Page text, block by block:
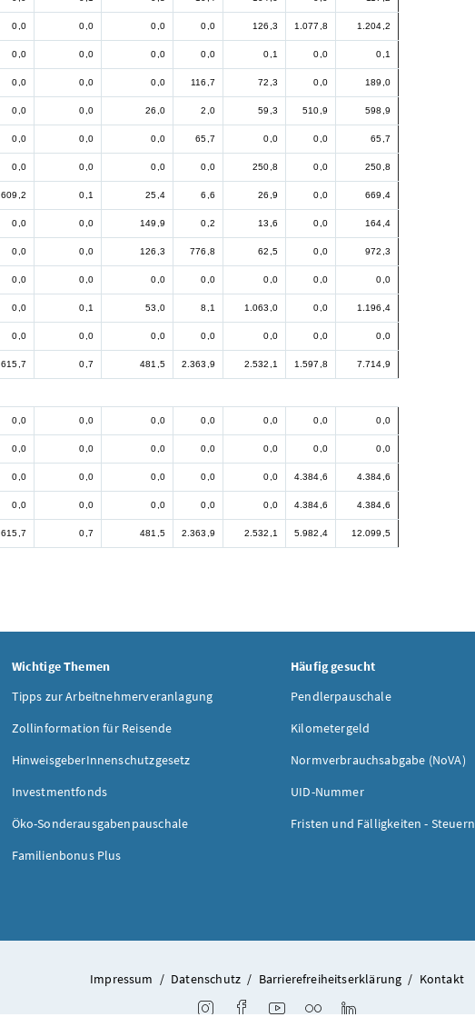
0,0 0,0 0,0 0,0 126,3 1.077,8 1.204,2
0,0 0,0 0,0 0,0 0,1 0,0 0,1
0,0 0,0 0,0 116,7 72,3 0,0 189,0
0,0 0,0 26,0 2,0 59,3 510,9 598,9
0,0 0,0 0,0 65,7 0,0 0,0 65,7
0,0 0,0 0,0 0,0 250,8 0,0 250,8
609,2 0,1 25,4 6,6 26,9 0,0 669,4
0,0 0,0 149,9 0,2 13,6 0,0 164,4
0,0 0,0 126,3 776,8 62,5 0,0 972,3
0,0 0,0 0,0 0,0 0,0 0,0 0,0
0,0 0,1 53,0 8,1 1.063,0 0,0 1.196,4
0,0 0,0 0,0 0,0 0,0 0,0 0,0
615,7 0,7 481,5 2.363,9 2.532,1 1.597,8 7.714,9
0,0 0,0 0,0 0,0 0,0 0,0 0,0
0,0 0,0 0,0 0,0 0,0 0,0 0,0
0,0 0,0 0,0 0,0 0,0 4.384,6 4.384,6
0,0 0,0 0,0 0,0 0,0 4.384,6 4.384,6
615,7 0,7 481,5 2.363,9 2.532,1 5.982,4 12.099,5
Wichtige Themen
Tipps zur Arbeitnehmerveranlagung
Zollinformation für Reisende
HinweisgeberInnenschutzgesetz
Investmentfonds
Öko-Sonderausgabenpauschale
Familienbonus Plus
Häufig gesucht
Pendlerpauschale
Kilometergeld
Normverbrauchsabgabe (NoVA)
UID-Nummer
Fristen und Fälligkeiten - Steuern
Impressum / Datenschutz / Barrierefreiheitserklärung / Kontakt
InstagramFacebookYoutubeFlickr